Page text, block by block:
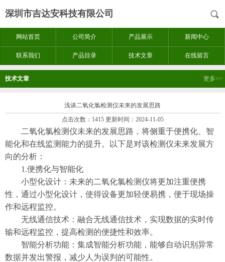
深圳市吉达安科技有限公司
网站首页 公司简介 产品展示 新闻中心
联系我们 产品目录 技术文章 在线留言
技术文章 更多>>
浅谈二氧化氯检测仪未来的发展思路
点击次数：1415 更新时间：2024-11-05
二氧化氯检测仪未来的发展思路，将侧重于便携化、智
能化和在线监测能力的提升。以下是对该检测仪未来发展方
向的分析：
1.便携化与智能化
小型化设计：未来的二氧化氯检测仪将更加注重便携
性，通过小型化设计，使得设备更加轻便易携，便于现场操
作和远程监控。
无线通信技术：融合无线通信技术，实现数据的实时传
输和远程监控，提高检测的便捷性和效率。
智能分析功能：集成智能分析功能，能够自动识别异常
数据并发出警报，减少人为误判的可能性。